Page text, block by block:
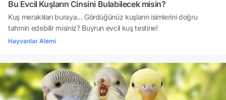
Bu Evcil Kuşların Cinsini Bulabilecek misin?
Kuş meraklıları buraya... Gördüğünüz kuşların isimlerini doğru
tahmin edebilir misiniz? Buyrun evcil kuş testine!
Hayvanlar Alemi